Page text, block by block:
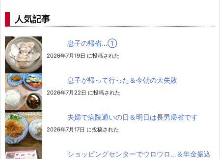
人気記事
息子の帰省…➀
2026年7月19日 に投稿された
息子が帰って行った＆今朝の大失敗
2026年7月22日 に投稿された
夫婦で病院通いの日＆明日は長男帰省です
2026年7月17日 に投稿された
ショッピングセンターでウロウロ…＆年金振込